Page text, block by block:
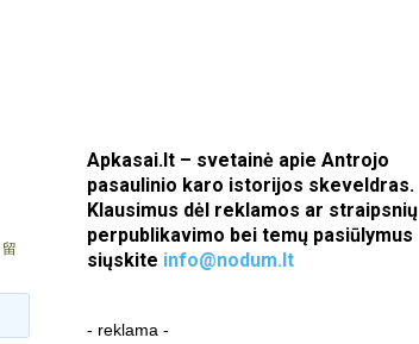
留
Apkasai.lt – svetainė apie Antrojo
pasaulinio karo istorijos skeveldras.
Klausimus dėl reklamos ar straipsnių
perpublikavimo bei temų pasiūlymus
siųskite info@nodum.lt
- reklama -